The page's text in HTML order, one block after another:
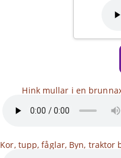
Hink mullar i en
Kor, tupp, fåglar, Byn, traktor